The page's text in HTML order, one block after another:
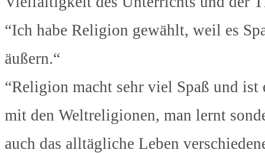
“Ich habe Religion gewählt, weil es
äußern.“
“Religion macht sehr viel Spaß und
mit den Weltreligionen, man lernt
auch das alltägliche Leben